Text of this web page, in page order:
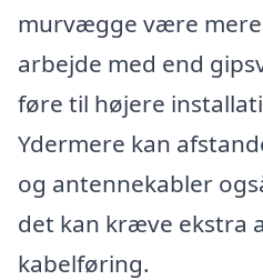
murvægge være
arbejde med end
føre til højere
Ydermere kan
og antennekabler
det kan kræve ekstra
kabelføring.